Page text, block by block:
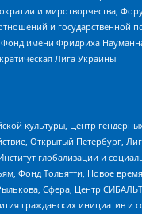
и миротворчества,
и государственной
имени Фридриха
Лига Украины
культуры, Центр
Открытый Петербург,
глобализации и
Тольятти, Новое
Сфера, Центр
гражданских инициатив